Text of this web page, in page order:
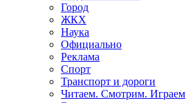
Город
ЖКХ
Наука
Официально
Реклама
Спорт
Транспорт и дороги
Читаем. Смотрим. Играем